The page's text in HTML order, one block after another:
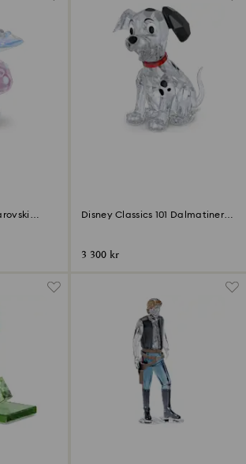
Disney Classics 101 Dalmatiner
3 300 kr